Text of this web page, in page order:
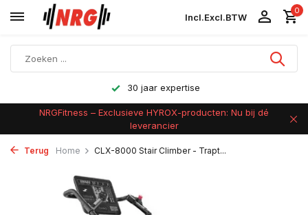
Incl.Excl.BTW
0
Achteraf betalen
NRGFitness – Exclusieve HYROX-producten: Nu bij dé
leverancier
Terug Home CLX-8000 Stair Climber - Trapt...